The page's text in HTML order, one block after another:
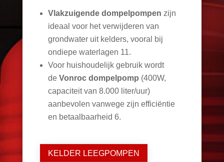
Vlakzuigende dompelpompen zijn
ideaal voor het verwijderen van
grondwater uit kelders, vooral bij
ondiepe waterlagen 11.
Voor huishoudelijk gebruik wordt
de Vonroc dompelpomp (400W,
capaciteit van 8.000 liter/uur)
aanbevolen vanwege zijn efficiëntie
en betaalbaarheid 6.
KELDER LEEGPOMPEN